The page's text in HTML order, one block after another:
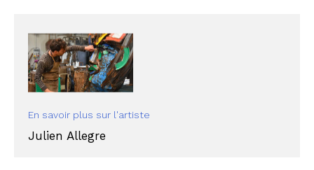
En savoir plus sur l'artiste
Julien Allegre